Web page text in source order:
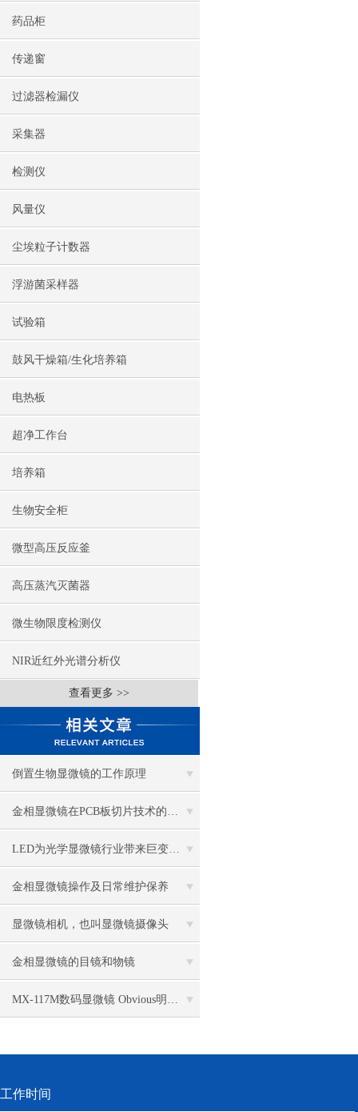
药品柜
传递窗
过滤器检漏仪
采集器
检测仪
风量仪
尘埃粒子计数器
浮游菌采样器
试验箱
鼓风干燥箱/生化培养箱
电热板
超净工作台
培养箱
生物安全柜
微型高压反应釜
高压蒸汽灭菌器
微生物限度检测仪
NIR近红外光谱分析仪
查看更多 >>
倒置生物显微镜的工作原理
金相显微镜在PCB板切片技术的过程控制中的作用
LED为光学显微镜行业带来巨变 优势比传统卤素更明显
金相显微镜操作及日常维护保养
显微镜相机，也叫显微镜摄像头
金相显微镜的目镜和物镜
MX-117M数码显微镜 Obvious明显品牌值得推荐
工作时间